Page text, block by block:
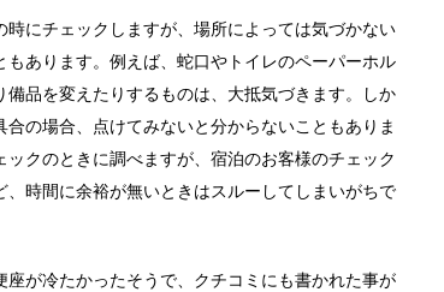
にチェックしますが、場所によっては気づかない
あります。例えば、蛇口やトイレのペーパーホル
品を変えたりするものは、大抵気づきます。しか
の場合、点けてみないと分からないこともありま
クのときに調べますが、宿泊のお客様のチェック
時間に余裕が無いときはスルーしてしまいがちで
が冷たかったそうで、クチコミにも書かれた事が